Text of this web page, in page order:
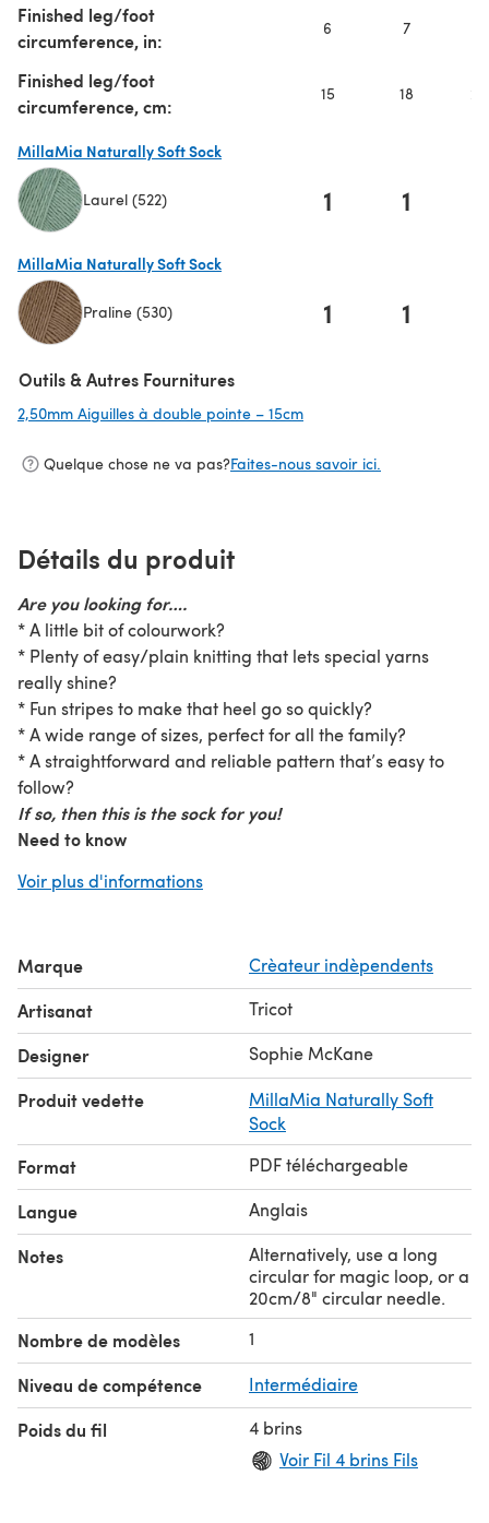
Finished leg/foot
circumference, in:
6 7
Finished leg/foot
circumference, cm:
15 18
MillaMia Naturally Soft Sock
Laurel (522) 1 1
MillaMia Naturally Soft Sock
Praline (530) 1 1
Outils & Autres Fournitures
2,50mm Aiguilles à double pointe – 15cm
Quelque chose ne va pas?Faites-nous savoir ici.
Détails du produit
Are you looking for….
* A little bit of colourwork?
* Plenty of easy/plain knitting that lets special yarns
really shine?
* Fun stripes to make that heel go so quickly?
* A wide range of sizes, perfect for all the family?
* A straightforward and reliable pattern that’s easy to
follow?
If so, then this is the sock for you!
Need to know
flap and gusset Contrast-colour cuff, heel turn, toe
This pattern has been professionally tech edited and
test knit by LOTS of lovely knitters.
Yarn
Knit these with any fingering/4-ply sock yarn, approx. 35
(45, 55, 60, 65)g MC and 15 (20, 25, 30, 35)g CC.
Size S sample shown in Eden Cottage Yarns Tempo 4ply,
1 skein each in Flower Power 2019 and Dark Oak (​75%
superwash Merino, 25% nylon; 436yds/400m per 100g
skein).
Voir plus d'informations
Marque Crèateur indèpendents
Artisanat Tricot
Designer Sophie McKane
Produit vedette
MillaMia Naturally Soft
Sock
Format PDF téléchargeable
Langue Anglais
Notes
Alternatively, use a long
circular for magic loop, or a
20cm/8" circular needle.
Nombre de modèles 1
Niveau de compétence Intermédiaire
Poids du fil
4 brins
Voir Fil 4 brins Fils